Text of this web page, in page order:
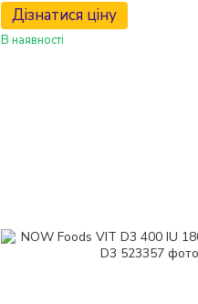
Дізнатися ціну
В наявності